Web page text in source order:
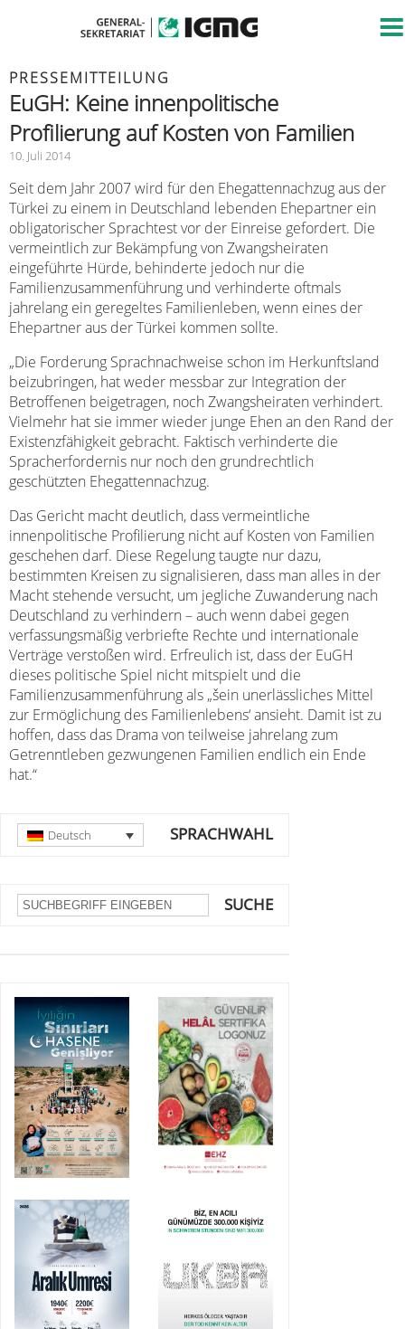
PRESSEMITTEILUNG
EuGH: Keine innenpolitische
Profilierung auf Kosten von Familien
10. Juli 2014
Seit dem Jahr 2007 wird für den Ehegattennachzug aus der
Türkei zu einem in Deutschland lebenden Ehepartner ein
obligatorischer Sprachtest vor der Einreise gefordert. Die
vermeintlich zur Bekämpfung von Zwangsheiraten
eingeführte Hürde, behinderte jedoch nur die
Familienzusammenführung und verhinderte oftmals
jahrelang ein geregeltes Familienleben, wenn eines der
Ehepartner aus der Türkei kommen sollte.
„Die Forderung Sprachnachweise schon im Herkunftsland
beizubringen, hat weder messbar zur Integration der
Betroffenen beigetragen, noch Zwangsheiraten verhindert.
Vielmehr hat sie immer wieder junge Ehen an den Rand der
Existenzfähigkeit gebracht. Faktisch verhinderte die
Spracherfordernis nur noch den grundrechtlich
geschützten Ehegattennachzug.
Das Gericht macht deutlich, dass vermeintliche
innenpolitische Profilierung nicht auf Kosten von Familien
geschehen darf. Diese Regelung taugte nur dazu,
bestimmten Kreisen zu signalisieren, dass man alles in der
Macht stehende versucht, um jegliche Zuwanderung nach
Deutschland zu verhindern – auch wenn dabei gegen
verfassungsmäßig verbriefte Rechte und internationale
Verträge verstoßen wird. Erfreulich ist, dass der EuGH
dieses politische Spiel nicht mitspielt und die
Familienzusammenführung als „šein unerlässliches Mittel
zur Ermöglichung des Familienlebens‘ ansieht. Damit ist zu
hoffen, dass das Drama von teilweise jahrelang zum
Getrenntleben gezwungenen Familien endlich ein Ende
hat.“
SPRACHWAHL
Deutsch
SUCHE